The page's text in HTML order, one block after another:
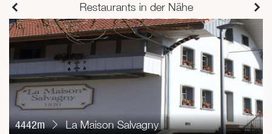
Restaurants in der Nähe
4442m La Maison Salvagny